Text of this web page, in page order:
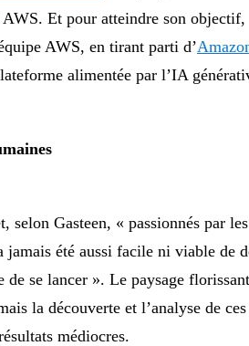
Et pour atteindre son objectif,
AWS, en tirant parti d’
alimentée par l’IA
selon Gasteen, « passionnés par
jamais été aussi facile ni viable de
se lancer ». Le paysage
la découverte et l’analyse de ces
médiocres.